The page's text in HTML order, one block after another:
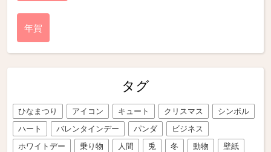
年賀
タグ
ひなまつり アイコン キュート クリスマス
シンボル
ハート
バレンタインデー パンダ
ビジネス
ホワイトデー
乗り物 人間 兎 冬 動物
壁紙